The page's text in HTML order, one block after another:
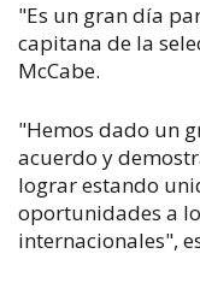
"Es un gran día
capitana de la
McCabe.
"Hemos dado un
acuerdo y
lograr estando
oportunidades a
internacionales",